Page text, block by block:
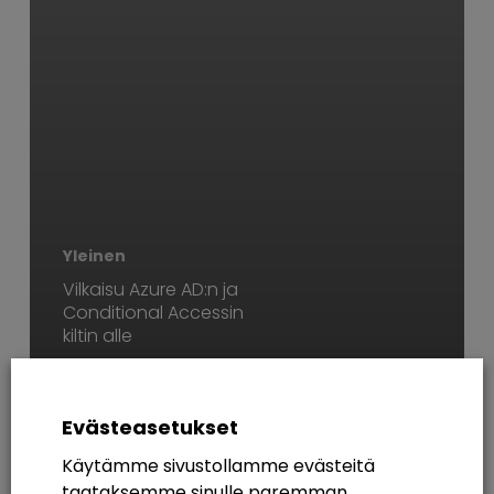
Yleinen
Vilkaisu Azure AD:n ja
Conditional Accessin
kiltin alle
365 Azure AD Breakout Rooms
Evästeasetukset
Käytämme sivustollamme evästeitä